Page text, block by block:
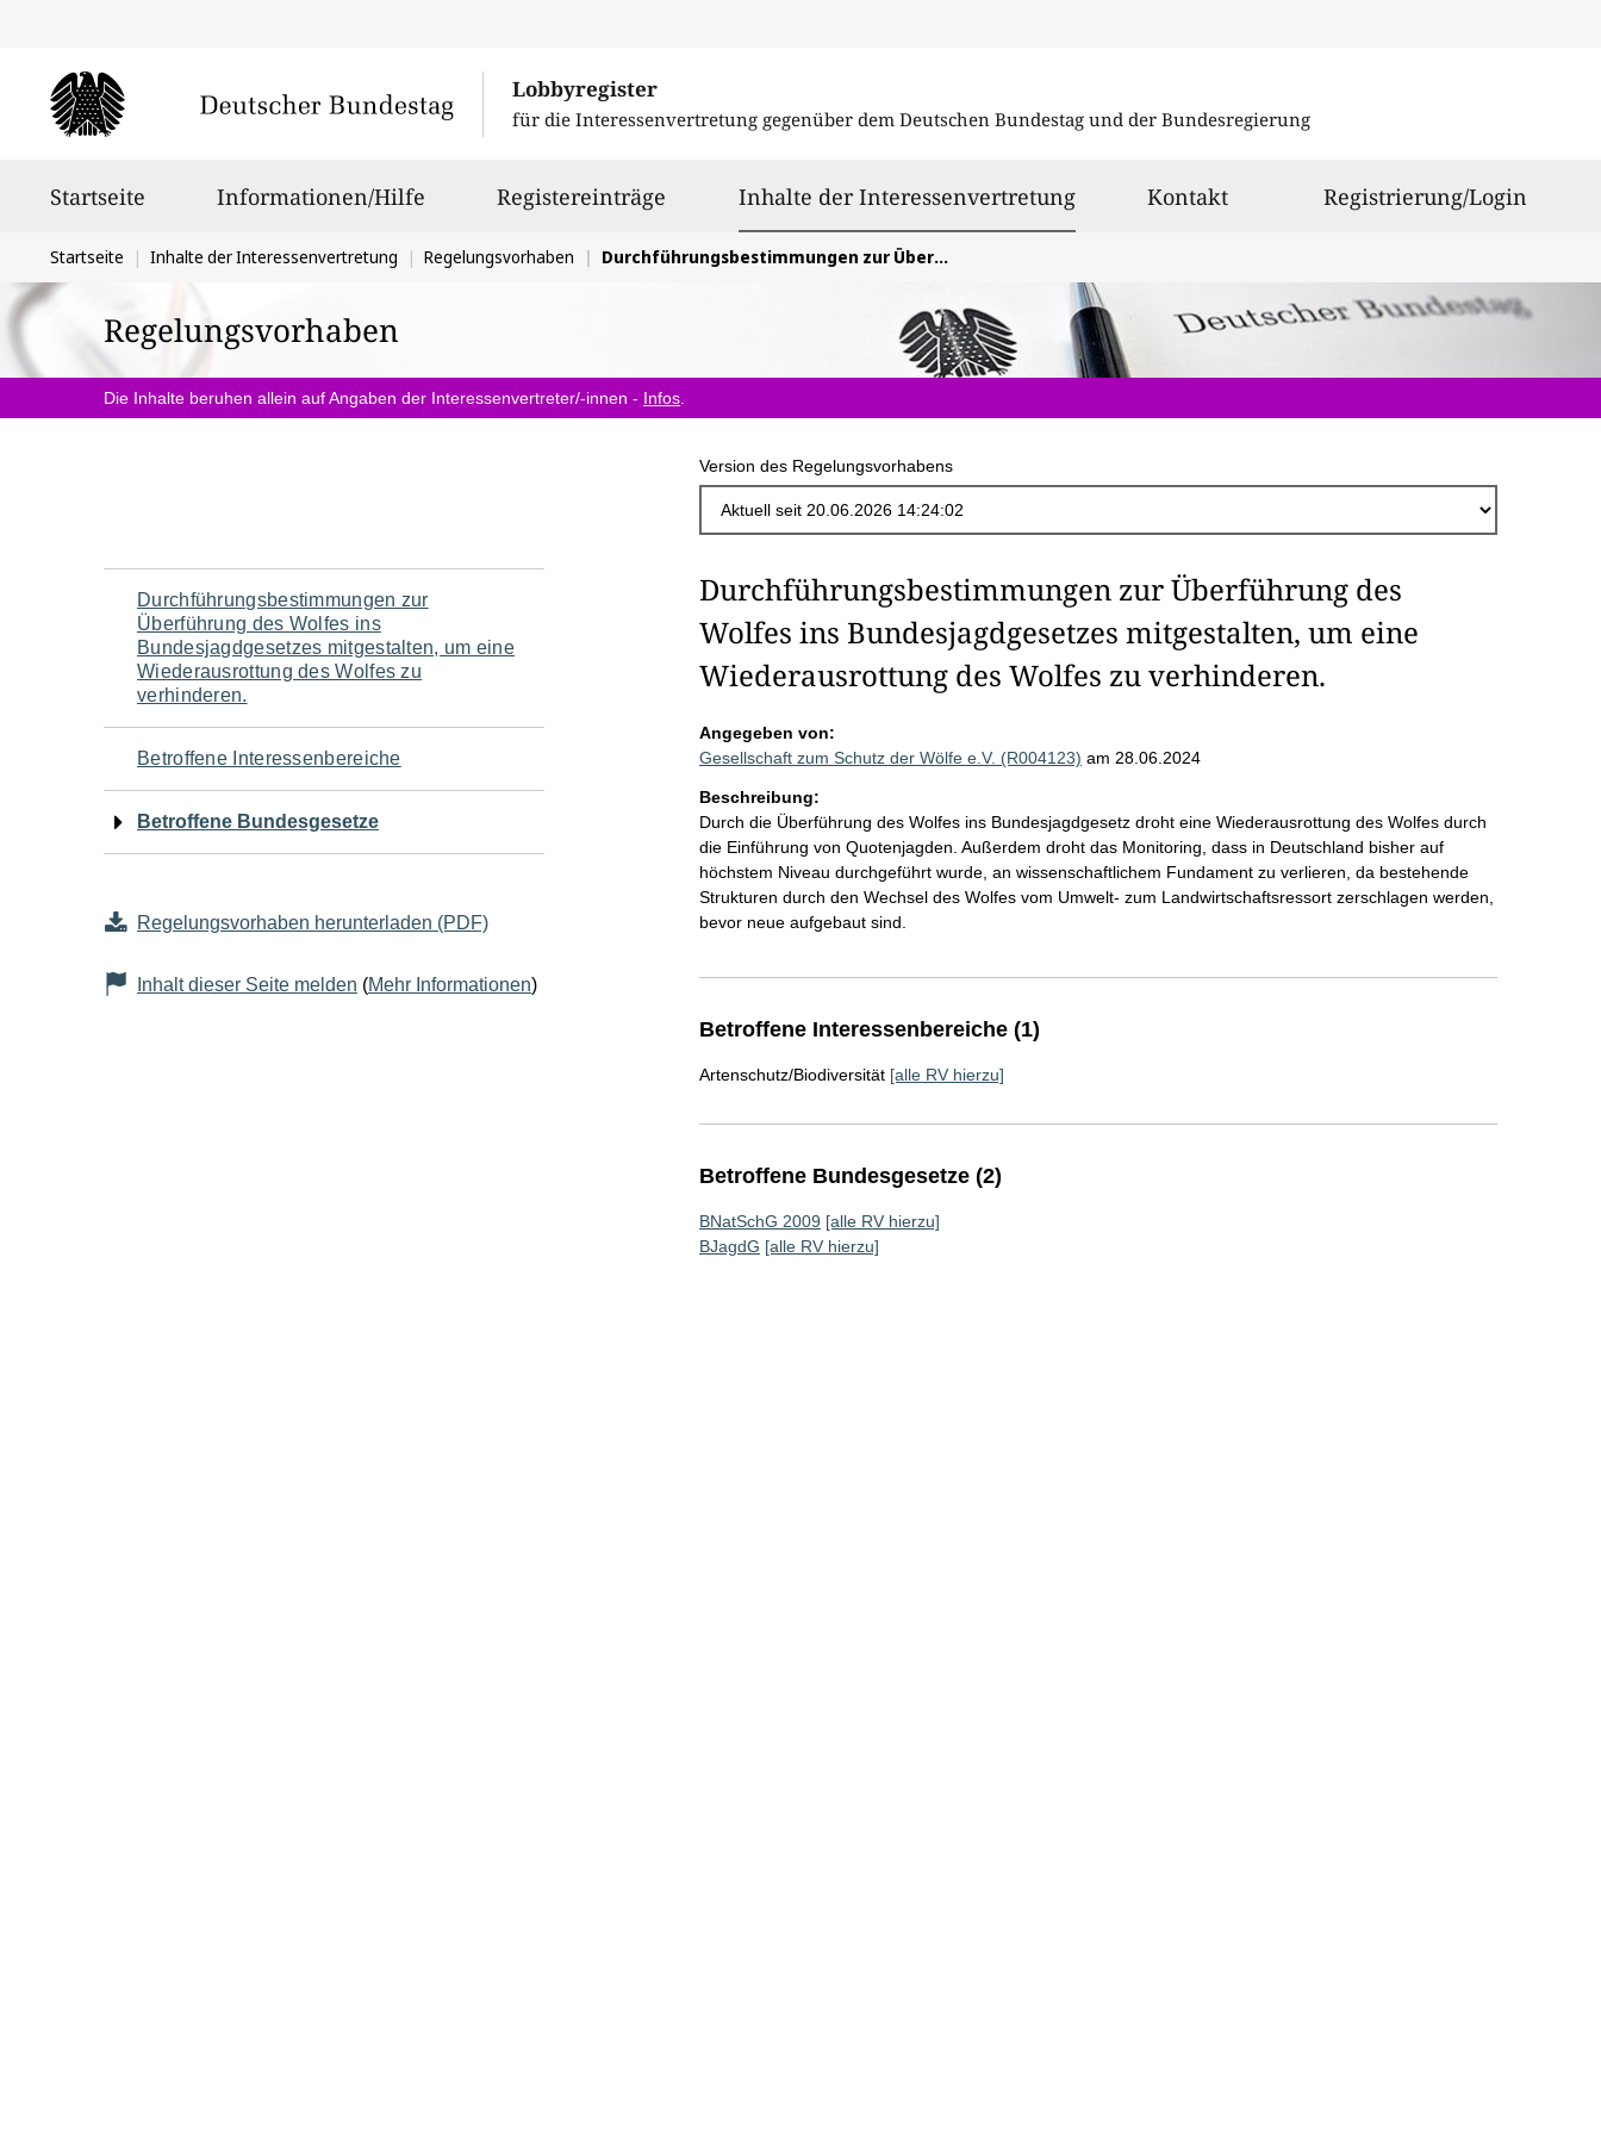
Lobbyregister
für die Interessenvertretung gegenüber dem Deutschen Bundestag und der Bundesregierung
Startseite Informationen/Hilfe Registereinträge Inhalte der Interessenvertretungausgewählt
Kontakt Registrierung/Login
Sie
befinden
sich
hier:
Startseite Inhalte der Interessenvertretung Regelungsvorhaben Durchführungsbestimmungen zur Überführung des Wolfes ins Bundesjagdgesetzes mitgestalten, um eine Wiederausrottung des Wolfes zu verhinderen.
Regelungsvorhaben
Die Inhalte beruhen allein auf Angaben der Interessenvertreter/-innen - Infos
Version des Regelungsvorhabens
Navigation
für
den
Seiteninhalt
Durchführungsbestimmungen zur
Überführung des Wolfes ins
Bundesjagdgesetzes mitgestalten, um eine
Wiederausrottung des Wolfes zu
verhinderen.
Betroffene Interessenbereiche
Betroffene Bundesgesetze
Regelungsvorhaben herunterladen (PDF)
Inhalt dieser Seite melden (Mehr Informationen)
Durchführungsbestimmungen zur Überführung des
Wolfes ins Bundesjagdgesetzes mitgestalten, um eine
Wiederausrottung des Wolfes zu verhinderen.
Angegeben von:
Gesellschaft zum Schutz der Wölfe e.V. (R004123) am 28.06.2024
Beschreibung:
Durch die Überführung des Wolfes ins Bundesjagdgesetz droht eine Wiederausrottung des Wolfes durch
die Einführung von Quotenjagden. Außerdem droht das Monitoring, dass in Deutschland bisher auf
höchstem Niveau durchgeführt wurde, an wissenschaftlichem Fundament zu verlieren, da bestehende
Strukturen durch den Wechsel des Wolfes vom Umwelt- zum Landwirtschaftsressort zerschlagen werden,
bevor neue aufgebaut sind.
Betroffene Interessenbereiche (1)
Artenschutz/Biodiversität [alle RV hierzu]
Betroffene Bundesgesetze (2)
BNatSchG 2009 [alle RV hierzu]
BJagdG [alle RV hierzu]